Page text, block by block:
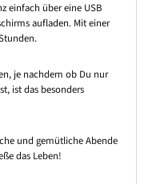
einfach über eine USB
aufladen. Mit einer
je nachdem ob Du nur
ist das besonders
und gemütliche Abende
das Leben!